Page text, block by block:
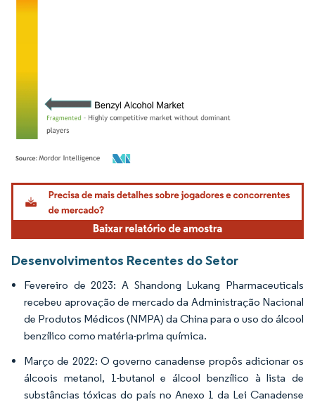
Imagem © Mordor Intelligence. O reuso requer atribuição conforme CC BY 4.0.
Desenvolvimentos Recentes do Setor
Fevereiro de 2023: A Shandong Lukang Pharmaceuticals
recebeu aprovação de mercado da Administração Nacional
de Produtos Médicos (NMPA) da China para o uso do álcool
benzílico como matéria-prima química.
Março de 2022: O governo canadense propôs adicionar os
álcoois metanol, 1-butanol e álcool benzílico à lista de
substâncias tóxicas do país no Anexo 1 da Lei Canadense